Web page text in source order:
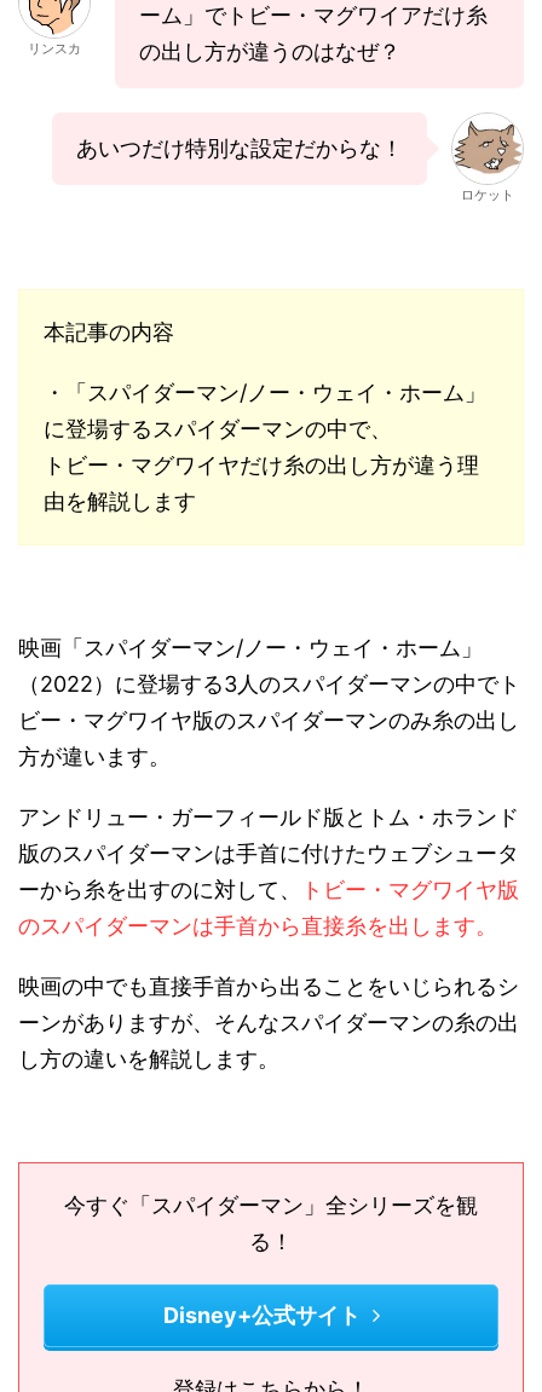
リンスカ
ーム」でトビー・マグワイアだけ糸
の出し方が違うのはなぜ？
あいつだけ特別な設定だからな！
ロケット
本記事の内容
・「スパイダーマン/ノー・ウェイ・ホーム」
に登場するスパイダーマンの中で、
トビー・マグワイヤだけ糸の出し方が違う理
由を解説します
映画「スパイダーマン/ノー・ウェイ・ホーム」
（2022）に登場する3人のスパイダーマンの中でト
ビー・マグワイヤ版のスパイダーマンのみ糸の出し
方が違います。
アンドリュー・ガーフィールド版とトム・ホランド
版のスパイダーマンは手首に付けたウェブシュータ
ーから糸を出すのに対して、
トビー・マグワイヤ版
のスパイダーマンは手首から直接糸を出します。
映画の中でも直接手首から出ることをいじられるシ
ーンがありますが、そんなスパイダーマンの糸の出
し方の違いを解説します。
今すぐ「スパイダーマン」全シリーズを観
る！
Disney+公式サイト